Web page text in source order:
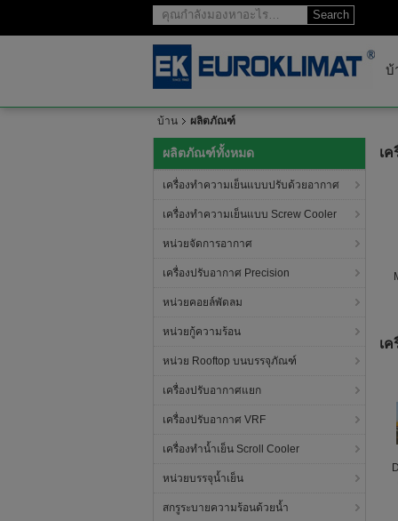
Search
บ้
บ้าน ผลิตภัณฑ์
ผลิตภัณฑ์ทั้งหมด
เครื่องทำความเย็นแบบปรับด้วยอากาศ
เครื่องทำความเย็นแบบ Screw Cooler
หน่วยจัดการอากาศ
เครื่องปรับอากาศ Precision
หน่วยคอยล์พัดลม
หน่วยกู้ความร้อน
หน่วย Rooftop บนบรรจุภัณฑ์
เครื่องปรับอากาศแยก
เครื่องปรับอากาศ VRF
เครื่องทำน้ำเย็น Scroll Cooler
หน่วยบรรจุน้ำเย็น
สกรูระบายความร้อนด้วยน้ำ
เ
เ